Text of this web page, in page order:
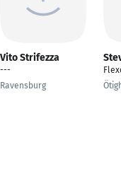
Vito Strifezza
---
Ravensburg